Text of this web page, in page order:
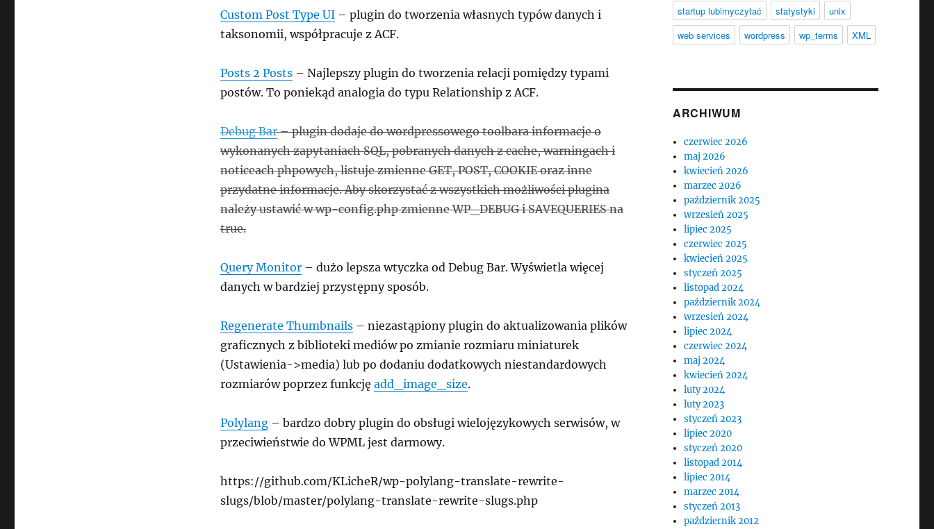
Custom Post Type UI– plugin do tworzenia własnych typów danych i
taksonomii, współpracuje z ACF.
Posts 2 Posts– Najlepszy plugin do tworzenia relacji pomiędzy typami
postów. To poniekąd analogia do typu Relationship z ACF.
Debug Bar– plugin dodaje do wordpressowego toolbara informacje o
wykonanych zapytaniach SQL, pobranych danych z cache, warningach i
noticeach phpowych, listuje zmienne GET, POST, COOKIE oraz inne
przydatne informacje. Aby skorzystać z wszystkich możliwości plugina
należy ustawić w wp-config.php zmienne WP_DEBUG i SAVEQUERIES na
true.
Query Monitor– dużo lepsza wtyczka od Debug Bar. Wyświetla więcej
danych w bardziej przystępny sposób.
Regenerate Thumbnails– niezastąpiony plugin do aktualizowania plików
graficznych z biblioteki mediów po zmianie rozmiaru miniaturek
(Ustawienia->media) lub po dodaniu dodatkowych niestandardowych
rozmiarów poprzez funkcję add_image_size.
Polylang– bardzo dobry plugin do obsługi wielojęzykowych serwisów, w
przeciwieństwie do WPML jest darmowy.
https://github.com/KLicheR/wp-polylang-translate-rewrite-
slugs/blob/master/polylang-translate-rewrite-slugs.php
startup lubimyczytać
statystyki
unix
web services
wordpress wp_terms XML
ARCHIWUM
czerwiec 2026
maj 2026
kwiecień 2026
marzec 2026
październik 2025
wrzesień 2025
lipiec 2025
czerwiec 2025
kwiecień 2025
styczeń 2025
listopad 2024
październik 2024
wrzesień 2024
lipiec 2024
czerwiec 2024
maj 2024
kwiecień 2024
luty 2024
luty 2023
styczeń 2023
lipiec 2020
styczeń 2020
listopad 2014
lipiec 2014
marzec 2014
styczeń 2013
październik 2012